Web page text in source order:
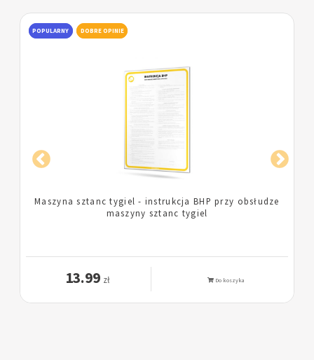
POPULARNY
Introligatornia - instrukcja BHP dla pracowników
introligatorni
13.99 zł Do koszyka